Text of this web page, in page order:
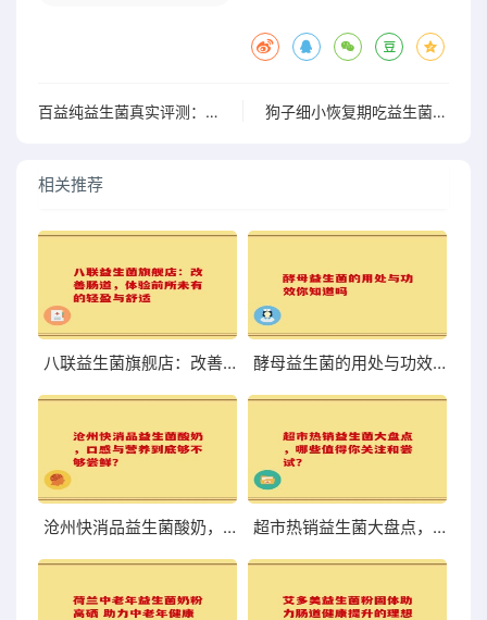
百益纯益生菌真实评测：效果究竟如何？网友反馈震撼 狗子细小恢复期吃益生菌有无作用
相关推荐
八联益生菌旗舰店：改善肠道，体验前所未有的轻盈与舒适 酵母益生菌的用处与功效你知道吗
沧州快消品益生菌酸奶，口感与营养到底够不够尝鲜？ 超市热销益生菌大盘点，哪些值得你关注和尝试？